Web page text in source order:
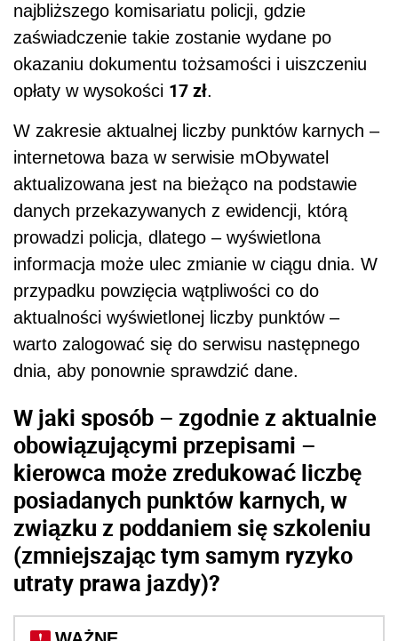
najbliższego komisariatu policji, gdzie
zaświadczenie takie zostanie wydane po
okazaniu dokumentu tożsamości i uiszczeniu
opłaty w wysokości 17 zł.
W zakresie aktualnej liczby punktów karnych –
internetowa baza w serwisie mObywatel
aktualizowana jest na bieżąco na podstawie
danych przekazywanych z ewidencji, którą
prowadzi policja, dlatego – wyświetlona
informacja może ulec zmianie w ciągu dnia. W
przypadku powzięcia wątpliwości co do
aktualności wyświetlonej liczby punktów –
warto zalogować się do serwisu następnego
dnia, aby ponownie sprawdzić dane.
W jaki sposób – zgodnie z aktualnie
obowiązującymi przepisami –
kierowca może zredukować liczbę
posiadanych punktów karnych, w
związku z poddaniem się szkoleniu
(zmniejszając tym samym ryzyko
utraty prawa jazdy)?